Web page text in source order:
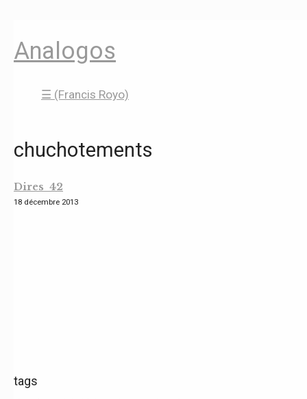
Analogos
☰ (Francis Royo)
chuchotements
Dires 42
18 décembre 2013
tags